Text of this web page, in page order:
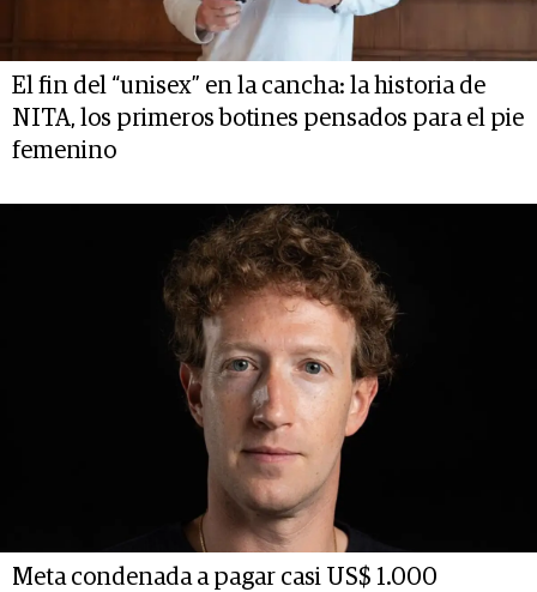
El fin del “unisex” en la cancha: la historia de
NITA, los primeros botines pensados para el pie
femenino
Meta condenada a pagar casi US$ 1.000